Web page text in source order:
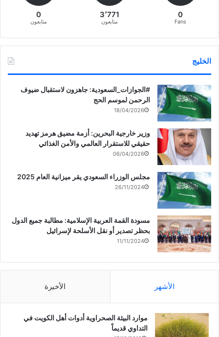
0
Fans
3٬771
متابعون
0
متابعون
الخليج
‏‎#الجوازات_السعودية: جاهزون لاستقبال ضيوف
الرحمن لموسم الحج
18/04/2026
وزير خارجية البحرين: أزمة مضيق هرمز تهديد
حقيقي للاستقرار العالمي والأمن الغذائي
06/04/2026
مجلس الوزراء السعودي يقر ميزانية العام 2025
26/11/2024
مسودة القمة العربية الإسلامية: مطالبة جميع الدول
بحظر تصدير أو نقل الأسلحة لإسرائيل
11/11/2024
الأشهر الأخيرة
موارد البيئة الصحراوية أدوات أهل الكويت في
التداوي قديماً